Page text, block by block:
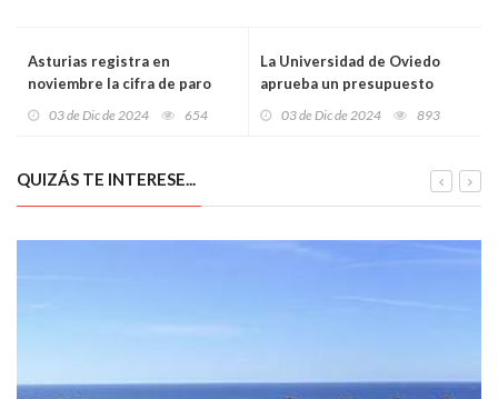
Asturias registra en
noviembre la cifra de paro
03 de Dic de 2024 654
La Universidad de Oviedo
aprueba un presupuesto
03 de Dic de 2024 893
QUIZÁS TE INTERESE...